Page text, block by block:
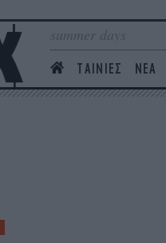
summer days
ΤΑΙΝΙΕΣ ΝΕΑ